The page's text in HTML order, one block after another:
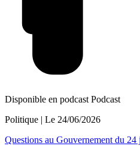
Disponible en podcast Podcast
Politique | Le 24/06/2026
Questions au Gouvernement du